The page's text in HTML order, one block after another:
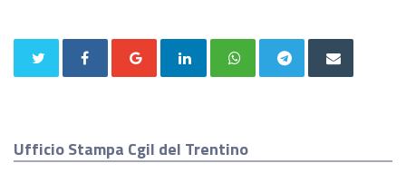
Ufficio Stampa Cgil del Trentino